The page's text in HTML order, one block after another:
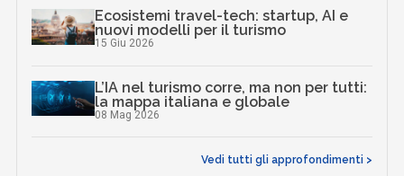
Ecosistemi travel-tech: startup, AI e
nuovi modelli per il turismo
15 Giu 2026
L’IA nel turismo corre, ma non per tutti:
la mappa italiana e globale
08 Mag 2026
Vedi tutti gli approfondimenti >